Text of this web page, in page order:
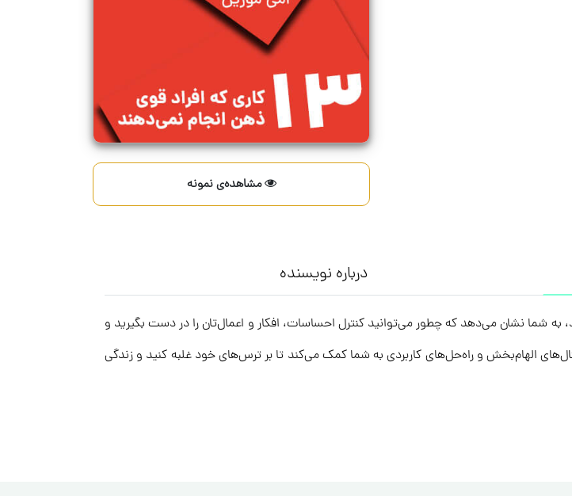
مشاهده‌ی نمونه
درباره نویسنده
قوی ذهن انجام نمی‌دهند، به شما نشان می‌دهد که چطور می‌توانید کنترل احساسات، افکار و اعمال‌تان را در دست بگیرید و
الهام‌بخش و راه‌حل‌های کاربردی به شما کمک می‌کند تا بر ترس‌های خود غلبه کنید و زندگی